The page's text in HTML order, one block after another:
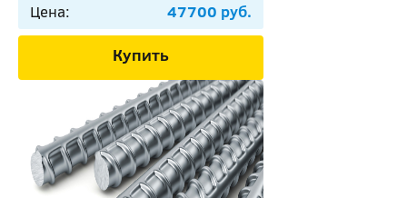
Цена: 47700 руб.
Купить